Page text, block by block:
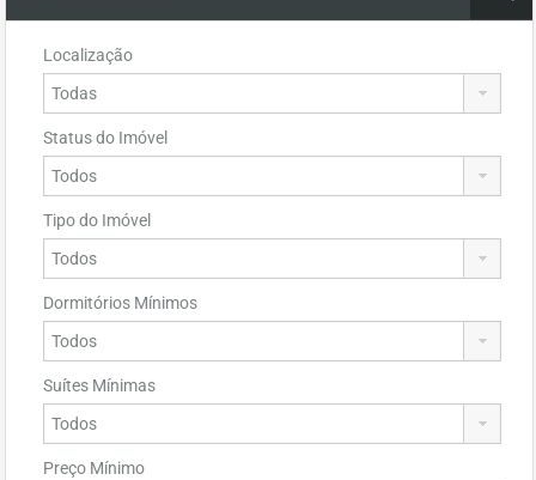
Localização
Status do Imóvel
Tipo do Imóvel
Dormitórios Mínimos
Suítes Mínimas
Preço Mínimo